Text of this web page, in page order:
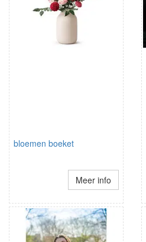
bloemen boeket
Meer info